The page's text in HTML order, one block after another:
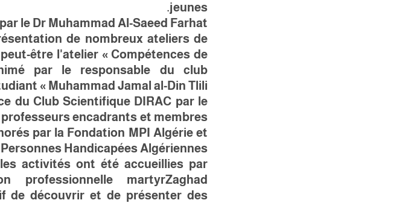
jeunes.
le Dr Muhammad Al-Saeed Farhat.
de nombreux ateliers de
être l'atelier « Compétences de
par le responsable du club
« Muhammad Jamal al-Din Tlili ».
du Club Scientifique DIRAC par le
encadrants et membres
par la Fondation MPI Algérie et
Handicapées Algériennes.
activités ont été accueillies par
professionnelle martyrZaghad
de découvrir et de présenter des